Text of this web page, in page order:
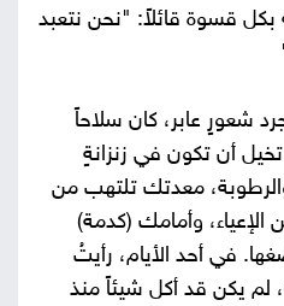
بكل قسوة قائلاً: "نحن نتعبد
شعورٍ عابر، كان سلاحاً
أن تكون في زنزانةٍ
معدتك تلتهب من
وأمامك (كدمة)
في أحد الأيام، رأيتُ
لم يكن قد أكل شيئاً منذ